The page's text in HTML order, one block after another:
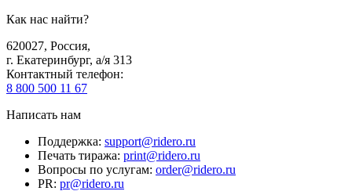
Как нас найти?
620027, Россия,
г. Екатеринбург, а/я 313
Контактный телефон:
8 800 500 11 67
Написать нам
Поддержка: support@ridero.ru
Печать тиража: print@ridero.ru
Вопросы по услугам: order@ridero.ru
PR: pr@ridero.ru